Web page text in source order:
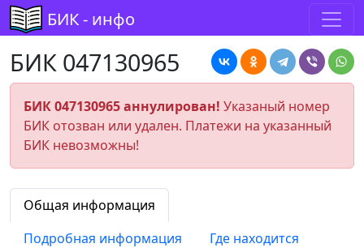
БИК - инфо
БИК 047130965
БИК 047130965 аннулирован! Указаный номер
БИК отозван или удален. Платежи на указанный
БИК невозможны!
Общая информация
Подробная информация
Где находится